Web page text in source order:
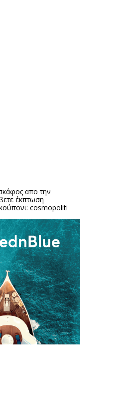
απο την
έκπτωση
cosmopoliti